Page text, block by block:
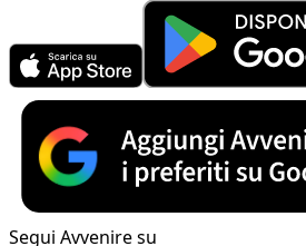
Segui Avvenire su